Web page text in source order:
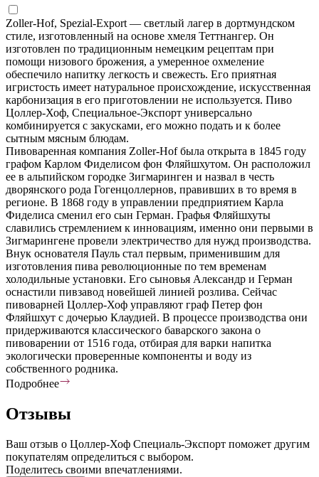
Zoller-Hof, Spezial-Export — светлый лагер в дортмундском
стиле, изготовленный на основе хмеля Теттнангер. Он
изготовлен по традиционным немецким рецептам при
помощи низового брожения, а умеренное охмеление
обеспечило напитку легкость и свежесть. Его приятная
игристость имеет натуральное происхождение, искусственная
карбонизация в его приготовлении не используется. Пиво
Цоллер-Хоф, Специальное-Экспорт универсально
комбинируется с закусками, его можно подать и к более
сытным мясным блюдам.
Пивоваренная компания Zoller-Hof была открыта в 1845 году
графом Карлом Фиделисом фон Фляйшхутом. Он расположил
ее в альпийском городке Зигмаринген и назвал в честь
дворянского рода Гогенцоллернов, правивших в то время в
регионе. В 1868 году в управлении предприятием Карла
Фиделиса сменил его сын Герман. Графья Фляйшхуты
славились стремлением к инновациям, именно они первыми в
Зигмарингене провели электричество для нужд производства.
Внук основателя Пауль стал первым, применившим для
изготовления пива революционные по тем временам
холодильные установки. Его сыновья Александр и Герман
оснастили пивзавод новейшей линией розлива. Сейчас
пивоварней Цоллер-Хоф управляют граф Петер фон
Фляйшхут с дочерью Клаудией. В процессе производства они
придерживаются классического баварского закона о
пивоварении от 1516 года, отбирая для варки напитка
экологически проверенные компоненты и воду из
собственного родника.
Подробнее
Отзывы
Ваш отзыв о Цоллер-Хоф Специаль-Экспорт поможет другим
покупателям определиться с выбором.
Поделитесь своими впечатлениями.